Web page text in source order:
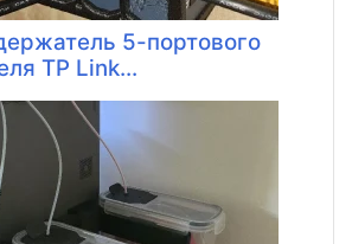
5-портового
TP Link...